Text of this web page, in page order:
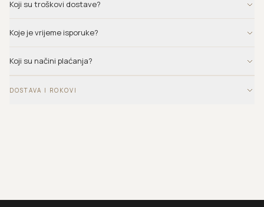
Koji su troškovi dostave?
Koje je vrijeme isporuke?
Koji su načini plaćanja?
DOSTAVA I ROKOVI